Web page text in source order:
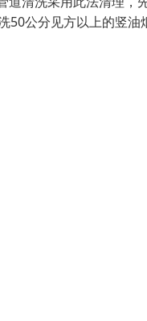
50公分见方以上的竖油